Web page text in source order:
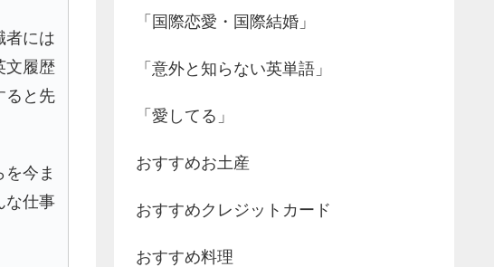
者には
文履歴
ると先
今ま
な仕事
「国際恋愛・国際結婚」
「意外と知らない英単語」
「愛してる」
おすすめお土産
おすすめクレジットカード
おすすめ料理